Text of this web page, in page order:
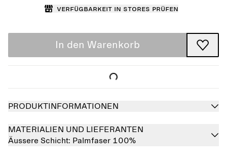
Verfügbarkeit in Stores prüfen
In den Warenkorb
PRODUKTINFORMATIONEN
MATERIALIEN UND LIEFERANTEN
Äussere Schicht: Palmfaser 100%